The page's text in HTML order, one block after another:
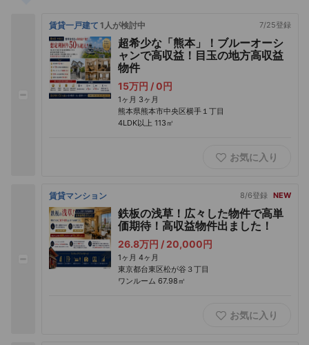
プロフィール
ログアウト
賃貸一戸建て 1人が検討中 7/25登録
超希少な「熊本」！ブルーオーシ
ャンで高収益！目玉の地方高収益
物件
15万円 /0円
1ヶ月 3ヶ月
熊本県熊本市中央区横手１丁目
4LDK以上 113㎡
お気に入り
賃貸マンション 8/6登録 NEW
鉄板の浅草！広々した物件で高単
価期待！高収益物件出ました！
26.8万円 / 20,000円
1ヶ月 4ヶ月
東京都台東区松が谷３丁目
ワンルーム 67.98㎡
お気に入り